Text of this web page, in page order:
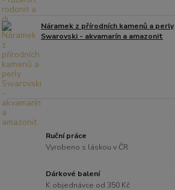
Náramek z přírodních kamenů a perly
Swarovski - akvamarín a amazonit
Ruční práce
Vyrobeno s láskou v ČR
Dárkové balení
K objednávce od 350 Kč